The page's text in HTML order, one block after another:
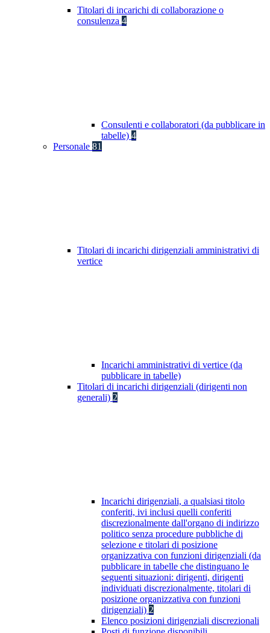
Titolari di incarichi di collaborazione o
consulenza 4
Consulenti e collaboratori (da pubblicare in
tabelle) 4
Personale 81
Titolari di incarichi dirigenziali amministrativi di
vertice
Incarichi amministrativi di vertice (da
pubblicare in tabelle)
Titolari di incarichi dirigenziali (dirigenti non
generali) 2
Incarichi dirigenziali, a qualsiasi titolo
conferiti, ivi inclusi quelli conferiti
discrezionalmente dall'organo di indirizzo
politico senza procedure pubbliche di
selezione e titolari di posizione
organizzativa con funzioni dirigenziali (da
pubblicare in tabelle che distinguano le
seguenti situazioni: dirigenti, dirigenti
individuati discrezionalmente, titolari di
posizione organizzativa con funzioni
dirigenziali) 2
Elenco posizioni dirigenziali discrezionali